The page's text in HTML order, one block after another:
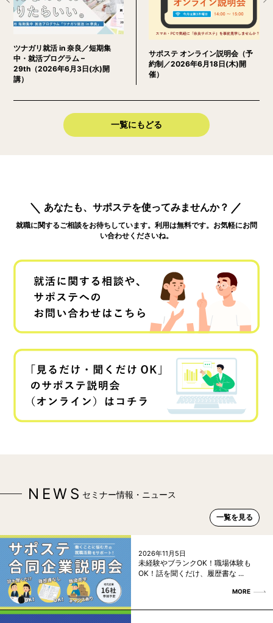
ツナガリ就活 in 奈良／短期集
中・就活プログラム –
29th（2026年6月3日(水)開
講）
サポステ オンライン説明会（予
約制／2026年6月18日(木)開
催）
一覧にもどる
あなたも、サポステを使ってみませんか？
就職に関するご相談をお待ちしています。利用は無料です。お気軽にお問
い合わせくださいね。
NEWS セミナー情報・ニュース
一覧を見る
2026年11月5日
未経験やブランクOK！職場体験も
OK！話を聞くだけ、履歴書な ...
MORE